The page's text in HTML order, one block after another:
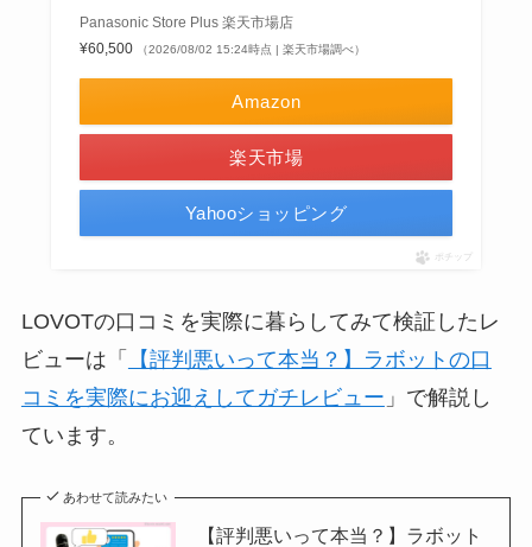
Panasonic Store Plus 楽天市場店
¥60,500
（2026/08/02 15:24時点 | 楽天市場調べ）
Amazon
楽天市場
Yahooショッピング
ポチップ
LOVOTの口コミを実際に暮らしてみて検証したレ
ビューは「
【評判悪いって本当？】ラボットの口
コミを実際にお迎えしてガチレビュー 」で解説し
ています。
あわせて読みたい
【評判悪いって本当？】ラボット